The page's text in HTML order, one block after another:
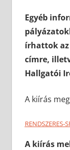
Egyéb
írhattok
címre,
Hallgatói
A kiírás
RENDSZERES-
A kiírás